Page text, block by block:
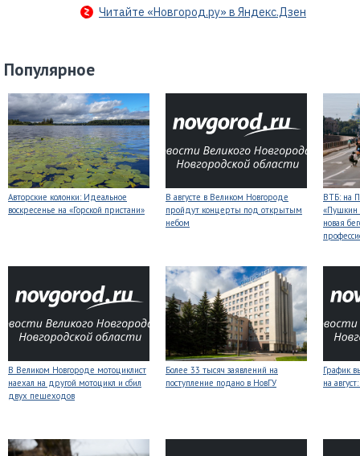
Читайте «Новгород.ру» в Яндекс.Дзен
Популярное
Авторские колонки: Идеальное
воскресенье на «Горской пристани»
В августе в Великом Новгороде
пройдут концерты под открытым
небом
ВТБ: на
«Пушкин
новая
В Великом Новгороде мотоциклист
наехал на другой мотоцикл и сбил
двух пешеходов
Более 33 тысяч заявлений на
поступление подано в НовГУ
График
на